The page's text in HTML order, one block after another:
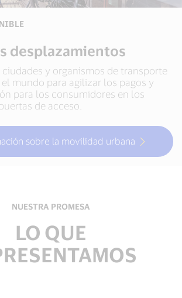
desplazamientos
y organismos de transporte
mundo para agilizar los pagos y
para los consumidores en los
de acceso.
sobre la movilidad urbana
NUESTRA PROMESA
LO QUE